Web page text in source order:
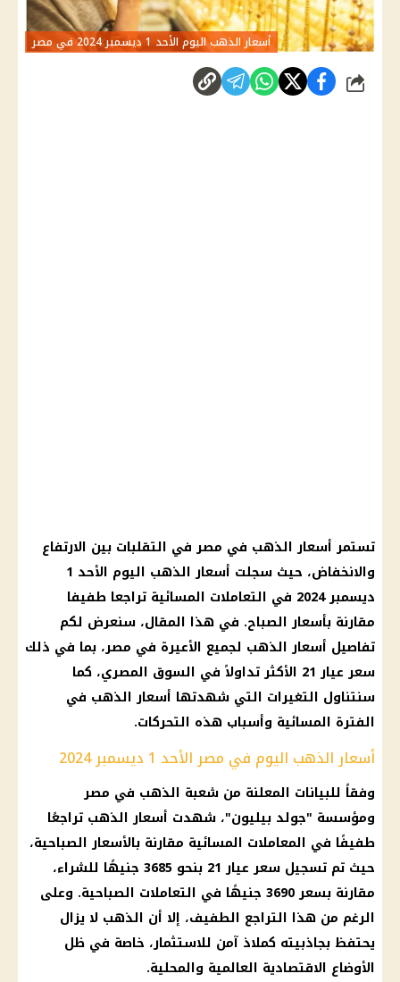
أسعار الذهب اليوم الأحد 1 ديسمبر 2024 في مصر
شارك
تستمر أسعار الذهب في مصر في التقلبات بين الارتفاع
والانخفاض، حيث سجلت أسعار الذهب اليوم الأحد 1
ديسمبر 2024 في التعاملات المسائية تراجعا طفيفا
مقارنة بأسعار الصباح. في هذا المقال، سنعرض لكم
تفاصيل أسعار الذهب لجميع الأعيرة في مصر، بما في ذلك
سعر عيار 21 الأكثر تداولاً في السوق المصري، كما
سنتناول التغيرات التي شهدتها أسعار الذهب في
الفترة المسائية وأسباب هذه التحركات.
أسعار الذهب اليوم في مصر الأحد 1 ديسمبر 2024
وفقاً للبيانات المعلنة من شعبة الذهب في مصر
ومؤسسة "جولد بيليون"، شهدت أسعار الذهب تراجعًا
طفيفًا في المعاملات المسائية مقارنة بالأسعار الصباحية،
حيث تم تسجيل سعر عيار 21 بنحو 3685 جنيهًا للشراء،
مقارنة بسعر 3690 جنيهًا في التعاملات الصباحية. وعلى
الرغم من هذا التراجع الطفيف، إلا أن الذهب لا يزال
يحتفظ بجاذبيته كملاذ آمن للاستثمار، خاصة في ظل
الأوضاع الاقتصادية العالمية والمحلية.